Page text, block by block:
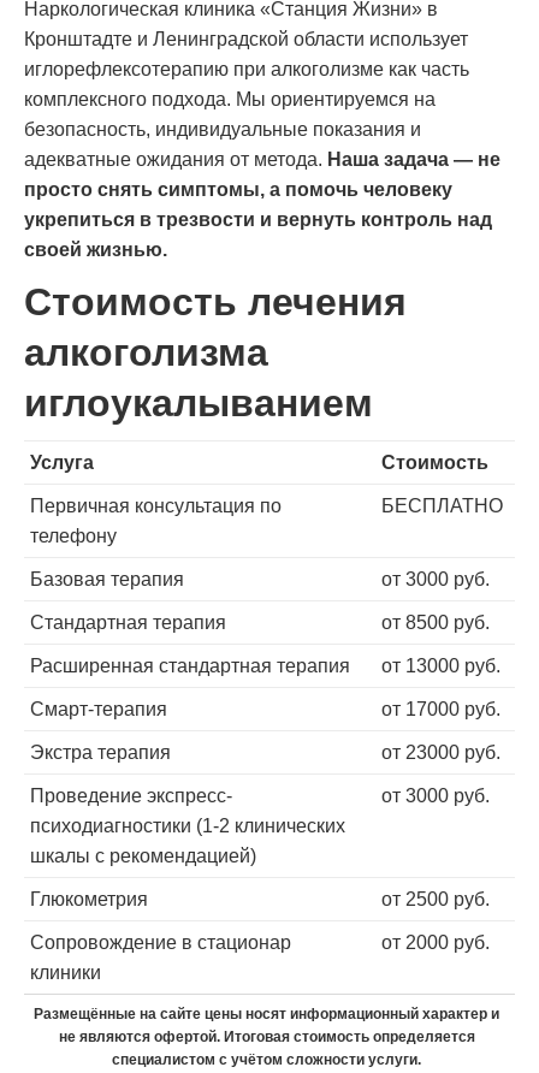
Наркологическая клиника «Станция Жизни» в
Кронштадте и Ленинградской области использует
иглорефлексотерапию при алкоголизме как часть
комплексного подхода. Мы ориентируемся на
безопасность, индивидуальные показания и
адекватные ожидания от метода. Наша задача — не
просто снять симптомы, а помочь человеку
укрепиться в трезвости и вернуть контроль над
своей жизнью.
Стоимость лечения
алкоголизма
иглоукалыванием
Услуга Стоимость
Первичная консультация по
телефону
БЕСПЛАТНО
Базовая терапия от 3000 руб.
Стандартная терапия от 8500 руб.
Расширенная стандартная терапия от 13000 руб.
Смарт-терапия от 17000 руб.
Экстра терапия от 23000 руб.
Проведение экспресс-
психодиагностики (1-2 клинических
шкалы с рекомендацией)
от 3000 руб.
Глюкометрия от 2500 руб.
Сопровождение в стационар
клиники
от 2000 руб.
Размещённые на сайте цены носят информационный характер и
не являются офертой. Итоговая стоимость определяется
специалистом с учётом сложности услуги.